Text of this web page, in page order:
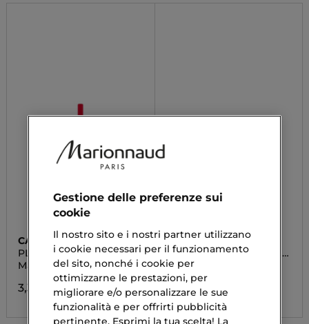
CATRICE
PLUMPING
Matita Labbra
3,39 €
PUPA
DREAMSCAPE VAMP! LIP
PENCIL
Matita Labbra 2 in 1
15,16 €
Gestione delle preferenze sui
cookie
Il nostro sito e i nostri partner utilizzano
i cookie necessari per il funzionamento
del sito, nonché i cookie per
ottimizzarne le prestazioni, per
migliorare e/o personalizzare le sue
funzionalità e per offrirti pubblicità
pertinente. Esprimi la tua scelta! La